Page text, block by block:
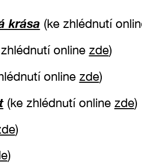
krása (ke zhlédnutí
online zde)
online zde)
(ke zhlédnutí online zde)
)
)